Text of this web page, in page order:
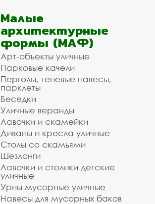
Малые
архитектурные
формы (МАФ)
Арт-объекты уличные
Парковые качели
Перголы, теневые навесы,
парклеты
Беседки
Уличные веранды
Лавочки и скамейки
Диваны и кресла уличные
Столы со скамьями
Шезлонги
Лавочки и столики детские
уличные
Урны мусорные уличные
Навесы для мусорных баков